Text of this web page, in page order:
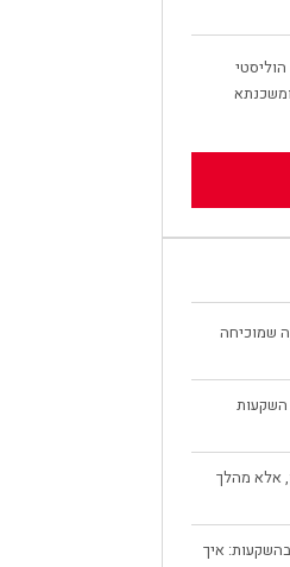
שמוכיחה
השקעות
אלא מהלך
איך